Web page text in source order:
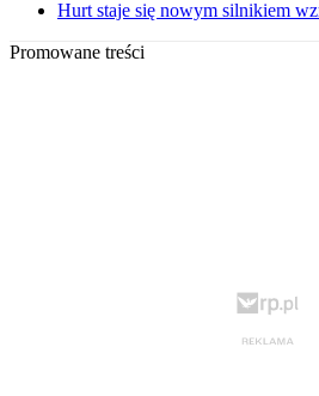
Hurt staje się nowym silnikiem
Promowane treści